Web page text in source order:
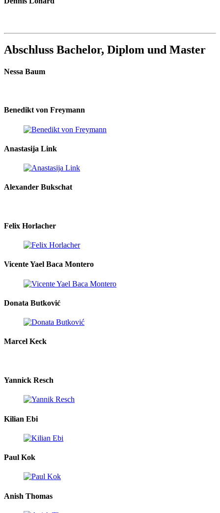
Abschluss Bachelor, Diplom und Master
Nessa Baum
Benedikt von Freymann
Anastasija Link
Alexander Bukschat
Felix Horlacher
Vicente Yael Baca Montero
Donata Butković
Marcel Keck
Yannick Resch
Kilian Ebi
Paul Kok
Anish Thomas